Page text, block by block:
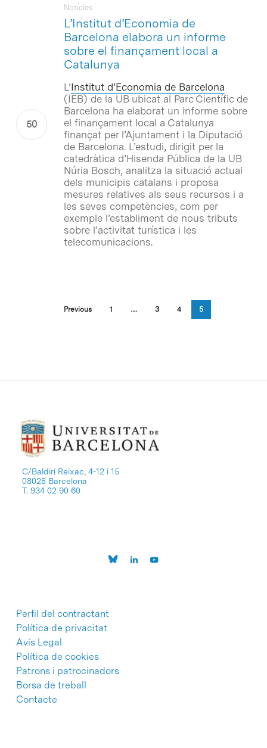
L’Institut d’Economia de
Barcelona elabora un informe
sobre el finançament local a
Catalunya
Notícies
L’Institut d’Economia de Barcelona
(IEB) de la UB ubicat al Parc Científic de
Barcelona ha elaborat un informe sobre
el finançament local a Catalunya
finançat per l’Ajuntament i la Diputació
de Barcelona. L’estudi, dirigit per la
catedràtica d’Hisenda Pública de la UB
Núria Bosch, analitza la situació actual
dels municipis catalans i proposa
mesures relatives als seus recursos i a
les seves competències, com per
exemple l’establiment de nous tributs
sobre l’activitat turística i les
telecomunicacions.
Previous 1 … 3 4 5
C/Baldiri Reixac, 4-12 i 15
08028 Barcelona
T. 934 02 90 60
Perfil del contractant
Política de privacitat
Avís Legal
Política de cookies
Patrons i patrocinadors
Borsa de treball
Contacte